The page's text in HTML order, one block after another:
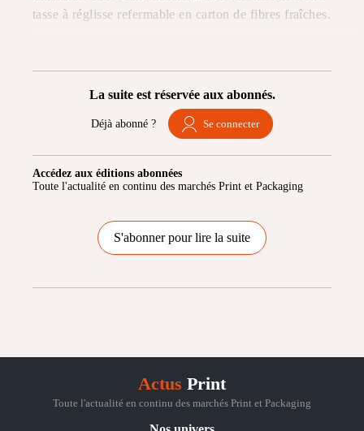
tasse à réglisse refermable en carton de fibres fraîches.
La suite est réservée aux abonnés.
Déjà abonné ? Se connecter
Accédez aux éditions abonnées
Toute l'actualité en continu des marchés Print et Packaging
S'abonner pour lire la suite
Actus Print
Toute l'actualité en continu des marchés Print et Packaging